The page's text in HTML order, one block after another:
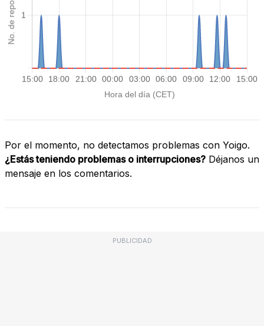
Por el momento, no detectamos problemas con Yoigo.
¿Estás teniendo problemas o interrupciones? Déjanos un
mensaje en los comentarios.
PUBLICIDAD